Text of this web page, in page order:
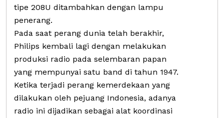
tipe 208U ditambahkan dengan lampu
penerang.
Pada saat perang dunia telah berakhir,
Philips kembali lagi dengan melakukan
produksi radio pada selembaran papan
yang mempunyai satu band di tahun 1947.
Ketika terjadi perang kemerdekaan yang
dilakukan oleh pejuang Indonesia, adanya
radio ini dijadikan sebagai alat koordinasi